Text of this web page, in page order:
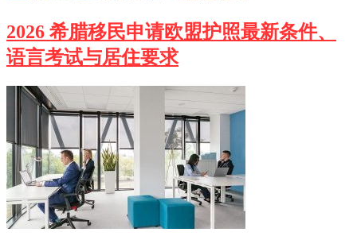
2026 希腊移民申请欧盟护照最新条件、
语言考试与居住要求